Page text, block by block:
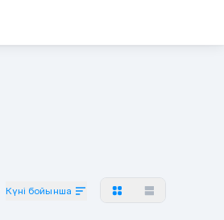
Күні бойынша